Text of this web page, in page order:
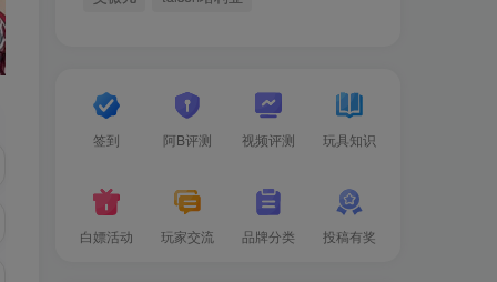
签到 阿B评测 视频评测 玩具知识
白嫖活动 玩家交流 品牌分类 投稿有奖